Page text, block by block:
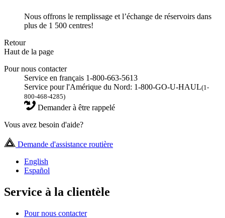
Nous offrons le remplissage et l’échange de réservoirs dans
plus de 1 500 centres!
Retour
Haut de la page
Pour nous contacter
Service en français 1-800-663-5613
Service pour l'Amérique du Nord: 1-800-GO-U-HAUL(1-
800-468-4285)
Demander à être rappelé
Vous avez besoin d'aide?
Demande d'assistance routière
English
Español
Service à la clientèle
Pour nous contacter